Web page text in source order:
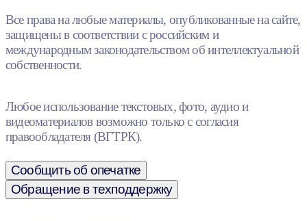
Все права на любые материалы, опубликованные на сайте,
защищены в соответствии с российским и
международным законодательством об интеллектуальной
собственности.
Любое использование текстовых, фото, аудио и
видеоматериалов возможно только с согласия
правообладателя (ВГТРК).
Сообщить об опечатке
Обращение в техподдержку